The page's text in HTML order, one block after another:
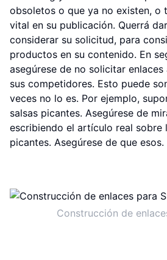
obsoletos o que ya no existen, o
vital en su publicación. Querrá
considerar su solicitud, para
productos en su contenido. En
asegúrese de no solicitar enlaces
sus competidores. Esto puede
veces no lo es. Por ejemplo,
salsas picantes. Asegúrese de
escribiendo el artículo real sobre
picantes. Asegúrese de que esos.
Construcción de